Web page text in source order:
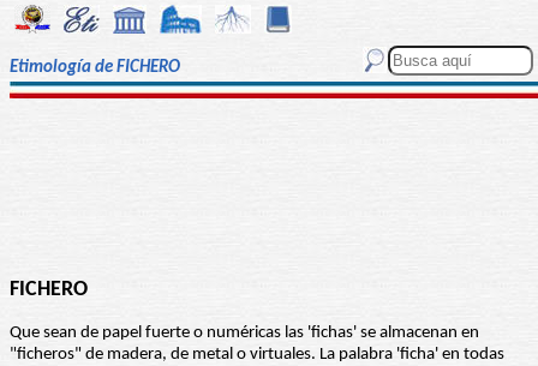
Etimología de FICHERO
FICHERO
Que sean de papel fuerte o numéricas las 'fichas' se almacenan en
"ficheros" de madera, de metal o virtuales. La palabra 'ficha' en todas